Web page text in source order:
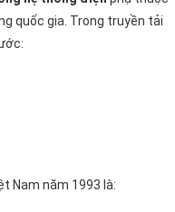
quốc gia. Trong truyền tải
Nam năm 1993 là: